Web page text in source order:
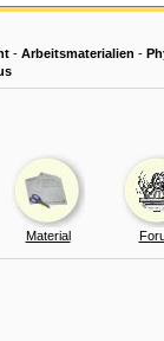
- Arbeitsmaterialien -
Material